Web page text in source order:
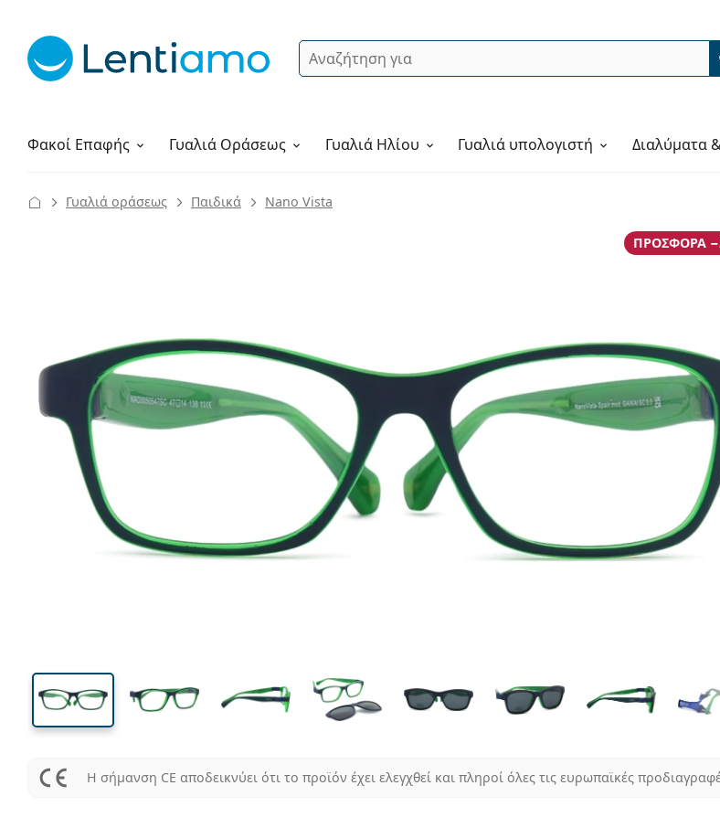
Αναζήτηση
Φακοί Επαφής
Υγρά φακών ΓυαλιάΟράσεως Γυαλιά Ηλίου Γυαλιά υπολογιστή Διαλύματα
Πώς να παραγγείλετε
Γυαλιά οράσεως Παιδικά Nano Vista
ΠΡΟΣΦΟΡΆ
Η σήμανση CE αποδεικνύει ότι το προϊόν έχει ελεγχθεί και πληροί όλες τις ευρωπαϊκές